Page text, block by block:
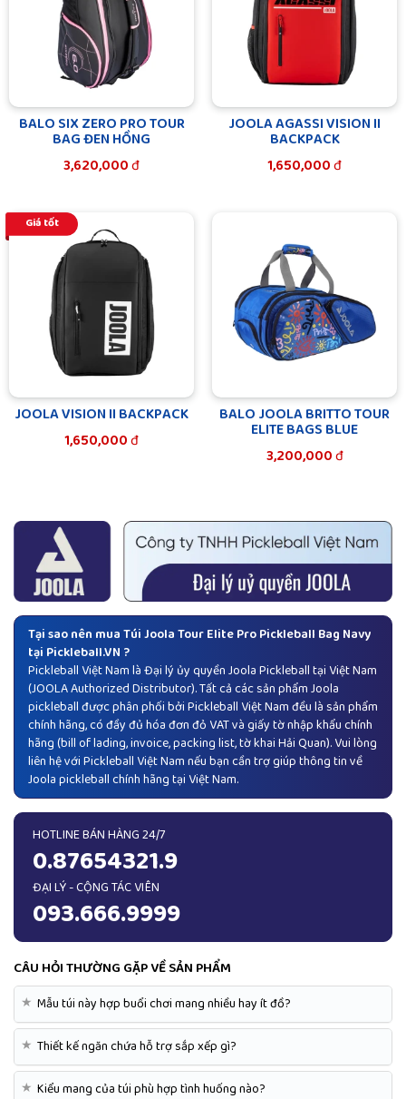
BALO SIX ZERO PRO TOUR
BAG ĐEN HỒNG
3,620,000đ
JOOLA AGASSI VISION II
BACKPACK
1,650,000đ
Giá tốt
JOOLA VISION II BACKPACK
1,650,000đ
BALO JOOLA BRITTO TOUR
ELITE BAGS BLUE
3,200,000đ
Tại sao nên mua Túi Joola Tour Elite Pro Pickleball Bag Navy
tại Pickleball.VN ?
Pickleball Việt Nam là Đại lý ủy quyềnJoola Pickleballtại Việt Nam
(JOOLA Authorized Distributor). Tất cả các sản phẩm Joola
pickleball được phân phối bởi Pickleball Việt Nam đều là sản phẩm
chính hãng, có đầy đủ hóa đơn đỏ VAT và giấy tờ nhập khẩu chính
hãng (bill of lading, invoice, packing list, tờ khai Hải Quan). Vui lòng
liên hệ với Pickleball Việt Nam nếu bạn cần trợ giúp thông tin về
Joola pickleball chính hãng tại Việt Nam.
HOTLINE BÁN HÀNG 24/7
0.87654321.9
ĐẠI LÝ - CỘNG TÁC VIÊN
093.666.9999
CÂU HỎI THƯỜNG GẶP VỀ SẢN PHẨM
★ Mẫu túi này hợp buổi chơi mang nhiều hay ít đồ?
★ Thiết kế ngăn chứa hỗ trợ sắp xếp gì?
★ Kiểu mang của túi phù hợp tình huống nào?